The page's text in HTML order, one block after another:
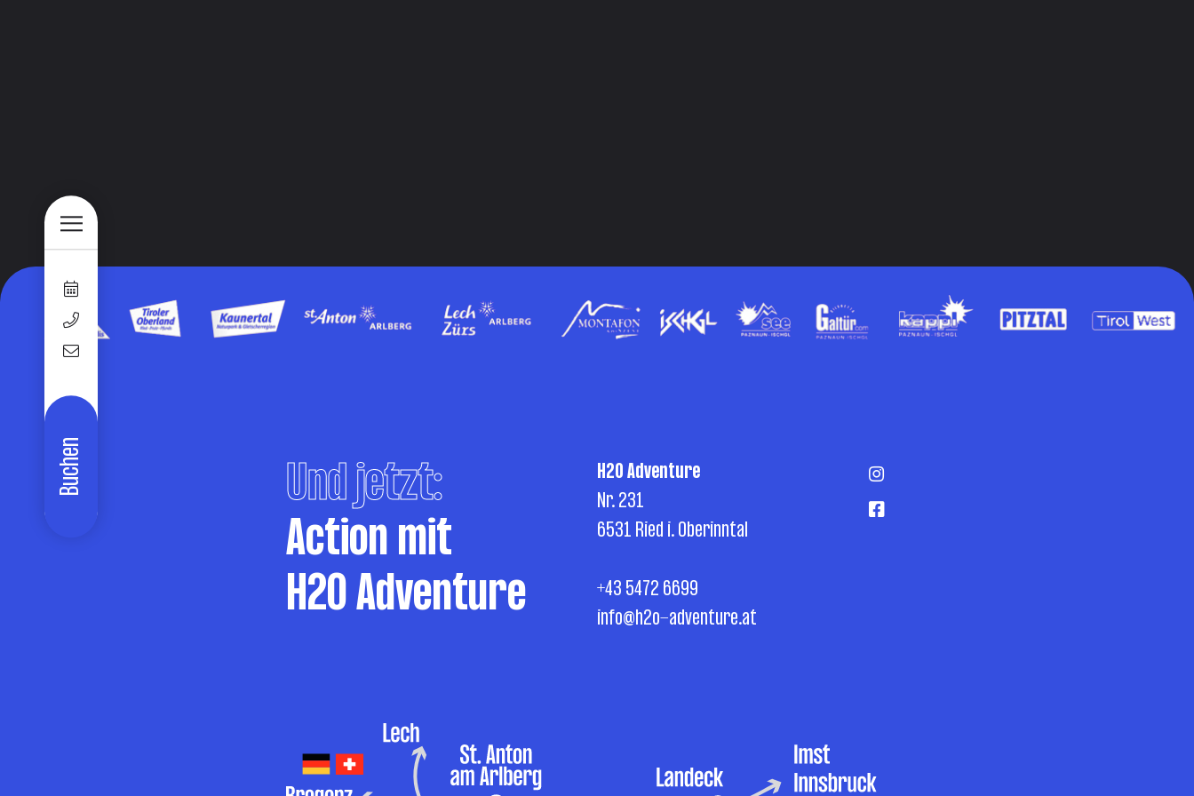
Buchen
Und jetzt:
Action mit
H2O Adventure
H2O Adventure
Nr. 231
6531 Ried i. Oberinntal
+43 5472 6699
info@h2o-adventure.at